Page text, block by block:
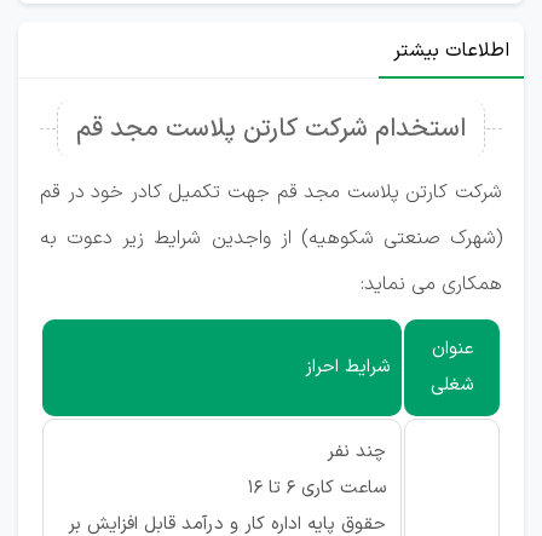
اطلاعات بیشتر
استخدام شرکت کارتن پلاست مجد قم
شرکت کارتن پلاست مجد قم جهت تکمیل کادر خود در قم
(شهرک صنعتی شکوهیه) از واجدین شرایط زیر دعوت به
همکاری می نماید:
عنوان
شغلی
شرایط احراز
چند نفر
ساعت کاری 6 تا 16
حقوق پایه اداره کار و درآمد قابل افزایش بر